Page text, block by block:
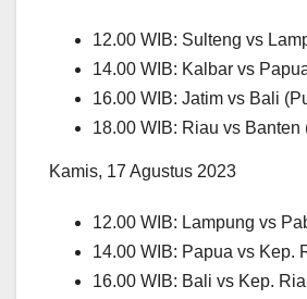
12.00 WIB: Sulteng vs
14.00 WIB: Kalbar vs
16.00 WIB: Jatim vs Bali
18.00 WIB: Riau vs Banten
Kamis, 17 Agustus 2023
12.00 WIB: Lampung vs
14.00 WIB: Papua vs Kep.
16.00 WIB: Bali vs Kep.